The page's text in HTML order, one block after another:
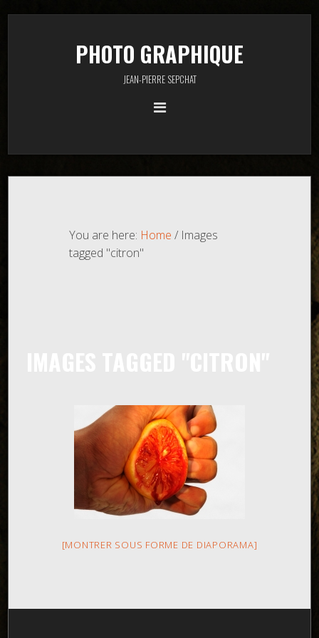
PHOTO GRAPHIQUE
JEAN-PIERRE SEPCHAT
You are here: Home / Images
tagged "citron"
[MONTRER SOUS FORME DE DIAPORAMA]